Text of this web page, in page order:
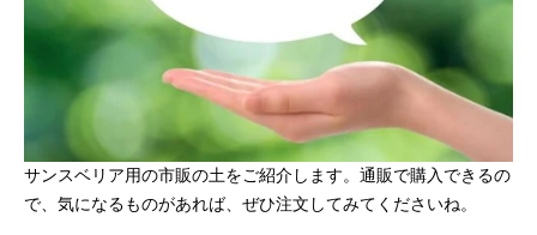
サンスベリア用の市販の土をご紹介します。通販で購入できるの
で、気になるものがあれば、ぜひ注文してみてくださいね。